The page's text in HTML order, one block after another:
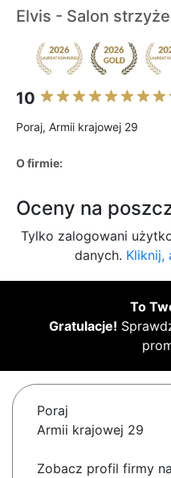
Elvis - Salon
10
Poraj, Armii krajowej 29
O firmie:
Oceny na
Tylko zalogowani
danych. Kliknij,
To
Gratulacje!
Poraj
Armii krajowej 29
Zobacz profil firmy na